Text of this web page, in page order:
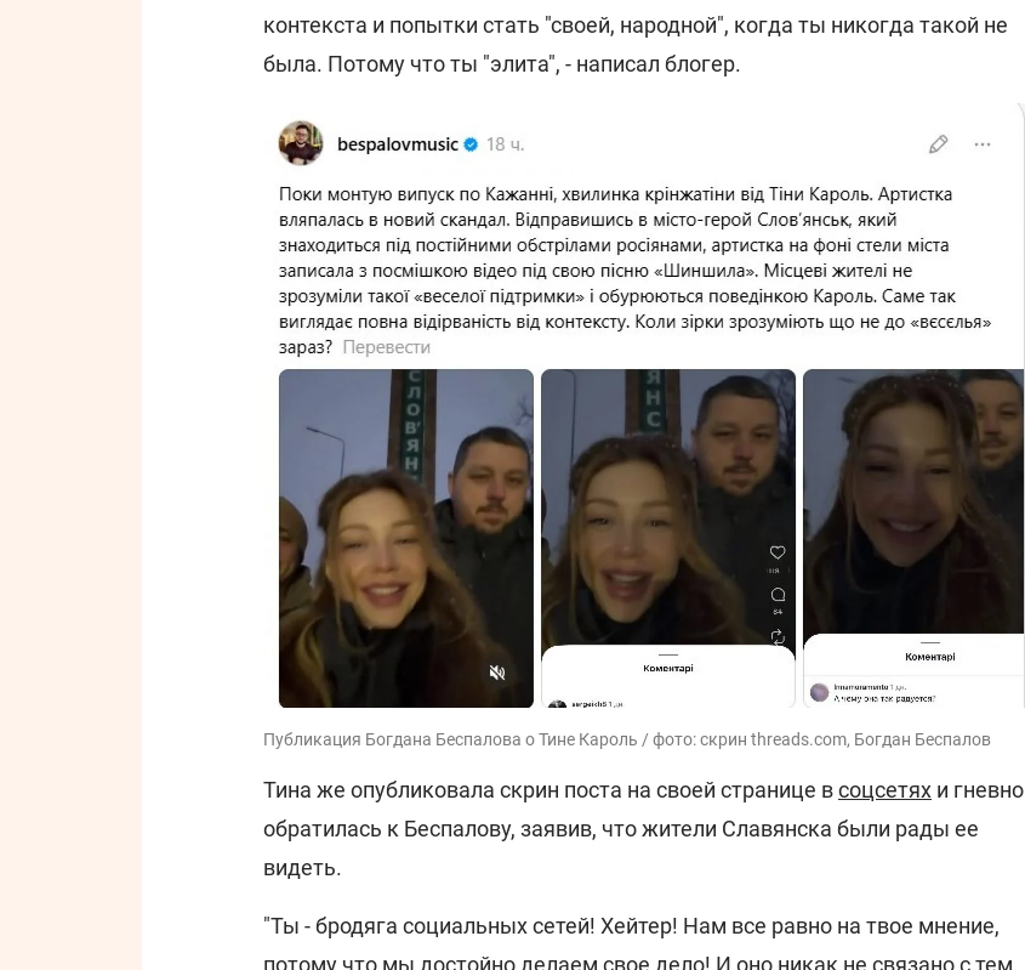
контекста и попытки стать "своей, народной", когда ты никогда такой не
была. Потому что ты "элита", - написал блогер.
Публикация Богдана Беспалова о Тине Кароль / фото: скрин threads.com, Богдан Беспалов
Тина же опубликовала скрин поста на своей странице всоцсетях и гневно
обратилась к Беспалову, заявив, что жители Славянска были рады ее
видеть.
"Ты - бродяга социальных сетей! Хейтер! Нам все равно на твое мнение,
потому что мы достойно делаем свое дело! И оно никак не связано с тем,